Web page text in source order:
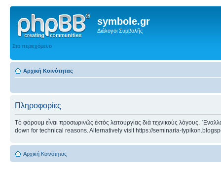
symbole.gr
Διάλογοι Συμβολῆς
Στο περιεχόμενο
Αρχική Κοινότητας
Πληροφορίες
Τὸ φόρουμ εἶναι προσωρινῶς ἐκτὸς λειτουργίας διὰ τεχνικοὺς λόγους.
down for technical reasons. Alternatively visit https://seminaria-
Αρχική Κοινότητας